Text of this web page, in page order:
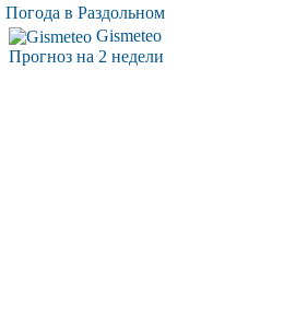
Погода в Раздольном
Gismeteo
Прогноз на 2 недели